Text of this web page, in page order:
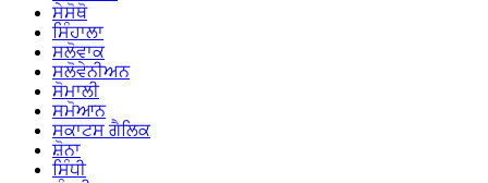
ਸੇਸੋਥੋ
ਸਿੰਹਾਲਾ
ਸਲੋਵਾਕ
ਸਲੋਵੇਨੀਅਨ
ਸੋਮਾਲੀ
ਸਮੋਆਨ
ਸਕਾਟਸ ਗੈਲਿਕ
ਸ਼ੋਨਾ
ਸਿੰਧੀ